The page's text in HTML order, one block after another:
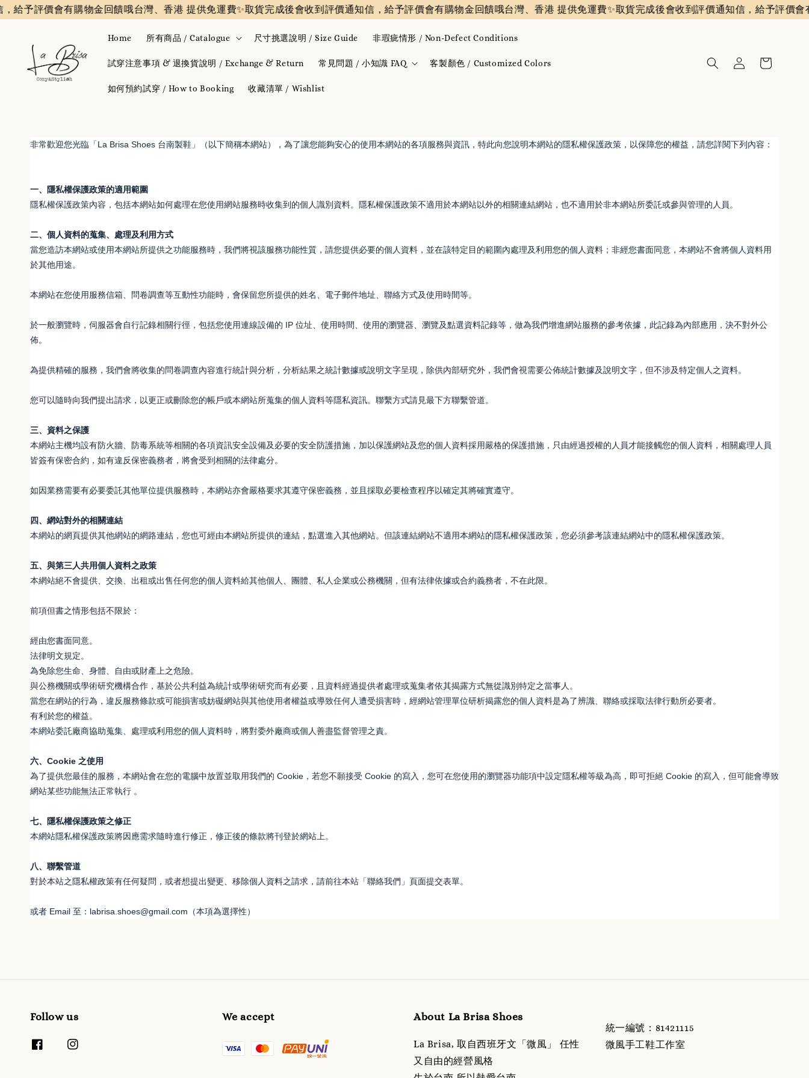
給予評價會有購物金回饋哦台灣、香港 提供免運費✨️取貨完成後會收到評價通知信，給予評價會有購物金回饋哦台灣、香港 提供免運費✨️取貨完成後會收到評價通知信，給予評價會
Home 所有商品 / Catalogue 尺寸挑選說明 / Size Guide 非瑕疵情形 / Non-Defect Conditions
試穿注意事項 & 退換貨說明 / Exchange & Return 常見問題 / 小知識 FAQ 客製顏色 / Customized Colors
如何預約試穿 / How to Booking 收藏清單 / Wishlist
非常歡迎您光臨「La Brisa Shoes 台南製鞋」（以下簡稱本網站），為了讓您能夠安心的使用本網站的各項服務與資訊，特此向您說明本網站的隱私權保護政策，以保障您的權益，請您詳閱下列內容：
一、隱私權保護政策的適用範圍
隱私權保護政策內容，包括本網站如何處理在您使用網站服務時收集到的個人識別資料。隱私權保護政策不適用於本網站以外的相關連結網站，也不適用於非本網站所委託或參與管理的人員。
二、個人資料的蒐集、處理及利用方式
當您造訪本網站或使用本網站所提供之功能服務時，我們將視該服務功能性質，請您提供必要的個人資料，並在該特定目的範圍內處理及利用您的個人資料；非經您書面同意，本網站不會將個人資料用
於其他用途。
本網站在您使用服務信箱、問卷調查等互動性功能時，會保留您所提供的姓名、電子郵件地址、聯絡方式及使用時間等。
於一般瀏覽時，伺服器會自行記錄相關行徑，包括您使用連線設備的 IP 位址、使用時間、使用的瀏覽器、瀏覽及點選資料記錄等，做為我們增進網站服務的參考依據，此記錄為內部應用，決不對外公
佈。
為提供精確的服務，我們會將收集的問卷調查內容進行統計與分析，分析結果之統計數據或說明文字呈現，除供內部研究外，我們會視需要公佈統計數據及說明文字，但不涉及特定個人之資料。
您可以隨時向我們提出請求，以更正或刪除您的帳戶或本網站所蒐集的個人資料等隱私資訊。聯繫方式請見最下方聯繫管道。
三、資料之保護
本網站主機均設有防火牆、防毒系統等相關的各項資訊安全設備及必要的安全防護措施，加以保護網站及您的個人資料採用嚴格的保護措施，只由經過授權的人員才能接觸您的個人資料，相關處理人員
皆簽有保密合約，如有違反保密義務者，將會受到相關的法律處分。
如因業務需要有必要委託其他單位提供服務時，本網站亦會嚴格要求其遵守保密義務，並且採取必要檢查程序以確定其將確實遵守。
四、網站對外的相關連結
本網站的網頁提供其他網站的網路連結，您也可經由本網站所提供的連結，點選進入其他網站。但該連結網站不適用本網站的隱私權保護政策，您必須參考該連結網站中的隱私權保護政策。
五、與第三人共用個人資料之政策
本網站絕不會提供、交換、出租或出售任何您的個人資料給其他個人、團體、私人企業或公務機關，但有法律依據或合約義務者，不在此限。
前項但書之情形包括不限於：
經由您書面同意。
法律明文規定。
為免除您生命、身體、自由或財產上之危險。
與公務機關或學術研究機構合作，基於公共利益為統計或學術研究而有必要，且資料經過提供者處理或蒐集者依其揭露方式無從識別特定之當事人。
當您在網站的行為，違反服務條款或可能損害或妨礙網站與其他使用者權益或導致任何人遭受損害時，經網站管理單位研析揭露您的個人資料是為了辨識、聯絡或採取法律行動所必要者。
有利於您的權益。
本網站委託廠商協助蒐集、處理或利用您的個人資料時，將對委外廠商或個人善盡監督管理之責。
六、Cookie 之使用
為了提供您最佳的服務，本網站會在您的電腦中放置並取用我們的 Cookie，若您不願接受 Cookie 的寫入，您可在您使用的瀏覽器功能項中設定隱私權等級為高，即可拒絕 Cookie 的寫入，但可能會導致
網站某些功能無法正常執行 。
七、隱私權保護政策之修正
本網站隱私權保護政策將因應需求隨時進行修正，修正後的條款將刊登於網站上。
八、聯繫管道
對於本站之隱私權政策有任何疑問，或者想提出變更、移除個人資料之請求，請前往本站「聯絡我們」頁面提交表單。
或者 Email 至：labrisa.shoes@gmail.com（本項為選擇性）
Follow us We accept About La Brisa Shoes
La Brisa, 取自西班牙文「微風」 任性
又自由的經營風格
統一編號：81421115
微風手工鞋工作室